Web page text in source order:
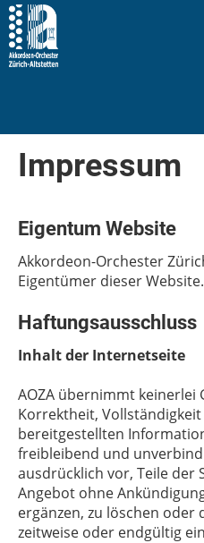
Impressum
Eigentum Website
Akkordeon-Orchester
Eigentümer dieser Website.
Haftungsausschluss
Inhalt der Internetseite
AOZA übernimmt keinerlei
Korrektheit,
bereitgestellten
freibleibend und
ausdrücklich vor, Teile der
Angebot ohne
ergänzen, zu löschen
zeitweise oder endgültig